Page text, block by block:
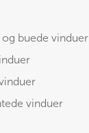
buede vinduer
vinduer